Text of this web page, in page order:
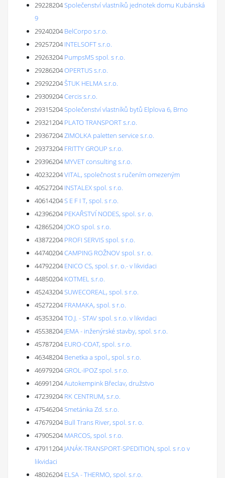
29228204Společenství vlastníků jednotek domu Kubánská
9
29240204 BelCorpo s.r.o.
29257204 INTELSOFT s.r.o.
29263204 PumpsMS spol. s r.o.
29286204OPERTUS s.r.o.
29292204ŠTUK HELMA s.r.o.
29309204Cercis s.r.o.
29315204Společenství vlastníků bytů Elplova 6, Brno
29321204 PLATO TRANSPORT s.r.o.
29367204ZIMOLKA paletten service s.r.o.
29373204 FRITTY GROUP s.r.o.
29396204 MYVET consulting s.r.o.
40232204VITAL, společnost s ručením omezeným
40527204 INSTALEX spol. s r.o.
40614204S E F I T, spol. s r.o.
42396204 PEKAŘSTVÍ NODES, spol. s r. o.
42865204 JOKO spol. s r.o.
43872204 PROFI SERVIS spol. s r.o.
44740204CAMPING ROŽNOV spol. s r. o.
44792204 ENICO CS, spol. s r. o.- v likvidaci
44850204 KOTMEL s.r.o.
45243204SUWECOREAL, spol. s r.o.
45272204 FRAMAKA, spol. s r.o.
45353204TO.J. - STAV spol. s r.o. v likvidaci
45538204 JEMA - inženýrské stavby, spol. s r.o.
45787204 EURO-COAT, spol. s r.o.
46348204 Benetka a spol., spol. s r.o.
46979204GROL-IPOZ spol. s r.o.
46991204Autokempink Břeclav, družstvo
47239204 RK CENTRUM, s.r.o.
47546204Smetánka Zd. s.r.o.
47679204 Bull Trans River, spol. s r. o.
47905204 MARCOS, spol. s r.o.
47911204 JANÁK-TRANSPORT-SPEDITION, spol. s r.o v
likvidaci
48026204 ELSA - THERMO, spol. s.r.o.